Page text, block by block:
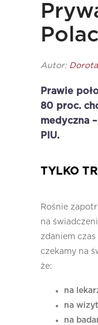
Autor:
Prawie
80 proc.
medyczna
PIU.
TYLKO
Rośnie
na
zdaniem
czekamy na
że:
na
na
na